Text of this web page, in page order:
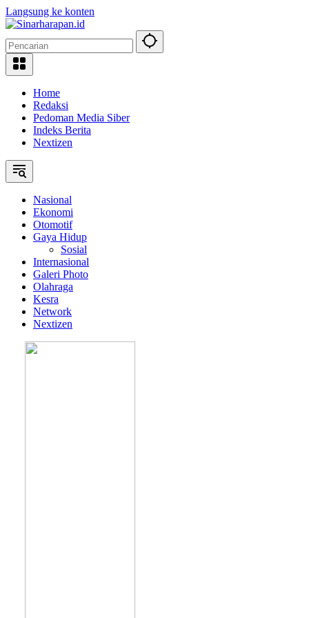
Langsung ke konten
Home
Redaksi
Pedoman Media Siber
Indeks Berita
Nextizen
Nasional
Ekonomi
Otomotif
Gaya Hidup
Sosial
Internasional
Galeri Photo
Olahraga
Kesra
Network
Nextizen